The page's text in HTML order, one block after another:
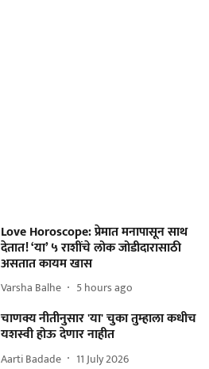
Love Horoscope: प्रेमात मनापासून साथ
देतात! ‘या’ ५ राशींचे लोक जोडीदारासाठी
असतात कायम खास
Varsha Balhe 5 hours ago
चाणक्य नीतीनुसार 'या' चुका तुम्हाला कधीच
यशस्वी होऊ देणार नाहीत
Aarti Badade 11 July 2026